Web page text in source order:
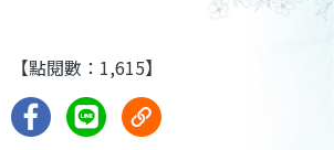
【點閱數：1,615】